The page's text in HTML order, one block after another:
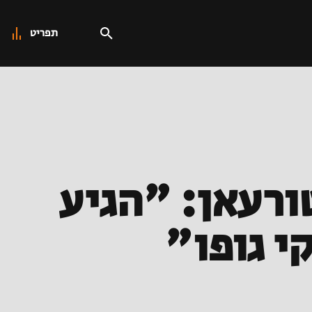
תפריט
ה-8 שנורה בטורעאן: "הגיע
גופו"